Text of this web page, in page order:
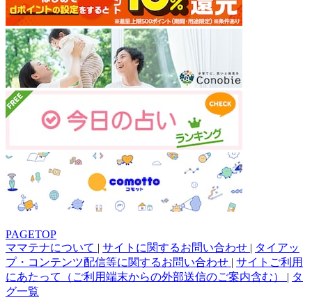
PAGETOP
ママテナについて | サイトに関するお問い合わせ | タイアッ
プ・コンテンツ配信等に関するお問い合わせ | サイトご利用
にあたって（ご利用端末からの外部送信のご案内含む） | タ
グ一覧